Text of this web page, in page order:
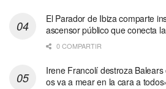
El Parador de Ibiza comparte
ascensor público que conecta
0 COMPARTIR
Irene Francolí destroza
os va a mear en la cara a